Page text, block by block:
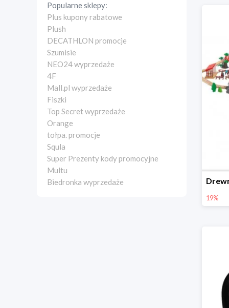
Popularne sklepy:
Plus kupony rabatowe
Plush
DECATHLON promocje
Szumisie
NEO24 wyprzedaże
4F
Mall.pl wyprzedaże
Fiszki
Top Secret wyprzedaże
Orange
tołpa. promocje
Squla
Super Prezenty kody promocyjne
Multu
Biedronka wyprzedaże
19%